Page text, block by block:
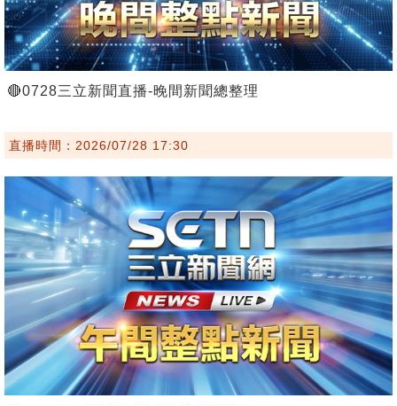
🔴0728三立新聞直播-晚間新聞總整理
直播時間：2026/07/28 17:30